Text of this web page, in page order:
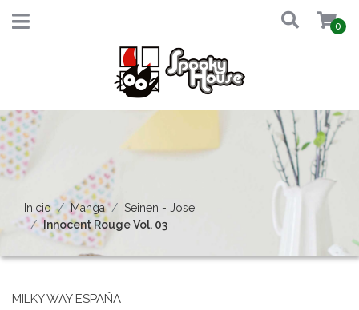
0
Inicio Manga
Seinen - Josei
Innocent Rouge Vol. 03
MILKY WAY ESPAÑA